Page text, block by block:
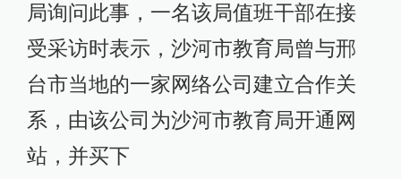
局询问此事，一名该局值班干部在接
受采访时表示，沙河市教育局曾与邢
台市当地的一家网络公司建立合作关
系，由该公司为沙河市教育局开通网
站，并买下